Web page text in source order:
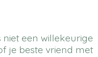
een willekeurige
je beste vriend met